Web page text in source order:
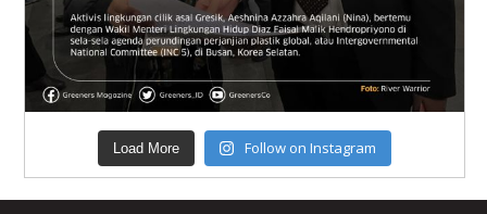
Load More Follow on Instagram